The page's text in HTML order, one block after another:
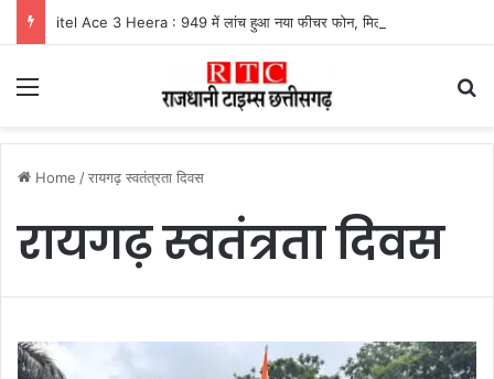
Menu
Home /रायगढ़ स्वतंत्रता दिवस
रायगढ़ स्वतंत्रता दिवस